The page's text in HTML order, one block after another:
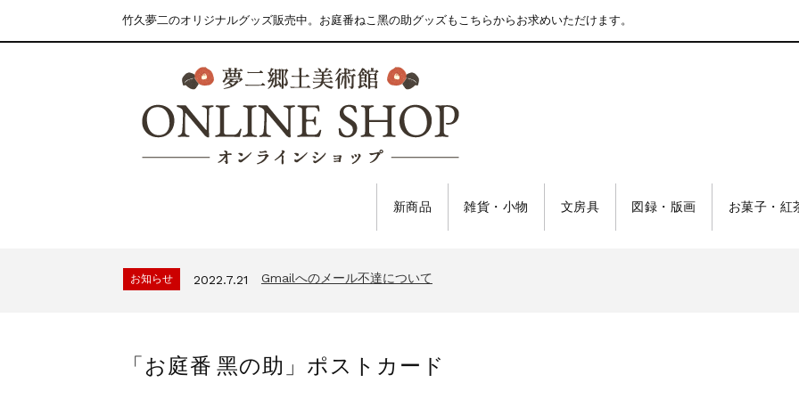
竹久夢二のオリジナルグッズ販売中。お庭番ねこ黑の助グッズもこちらからお求めいただけます。
新商品 雑貨・小物 文房具 図録・版画 お菓子・紅
お知らせ 2022.7.21 Gmailへのメール不達について
「お庭番 黑の助」ポストカード